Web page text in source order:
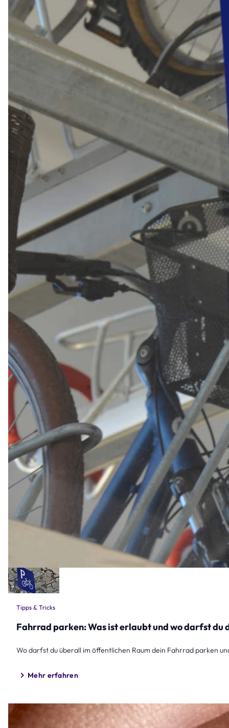
Tipps & Tricks
Fahrrad parken: Was ist erlaubt und wo darfst du
Wo darfst du überall im öffentlichen Raum dein Fahrrad parken
Mehr erfahren